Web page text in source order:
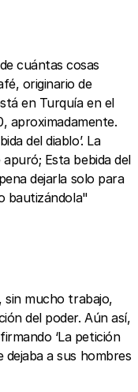
cuántas cosas
originario de
en Turquía en el
aproximadamente.
del diablo’. La
Esta bebida del
dejarla solo para
bautizándola"
sin mucho trabajo,
del poder. Aún así,
‘La petición
dejaba a sus hombres